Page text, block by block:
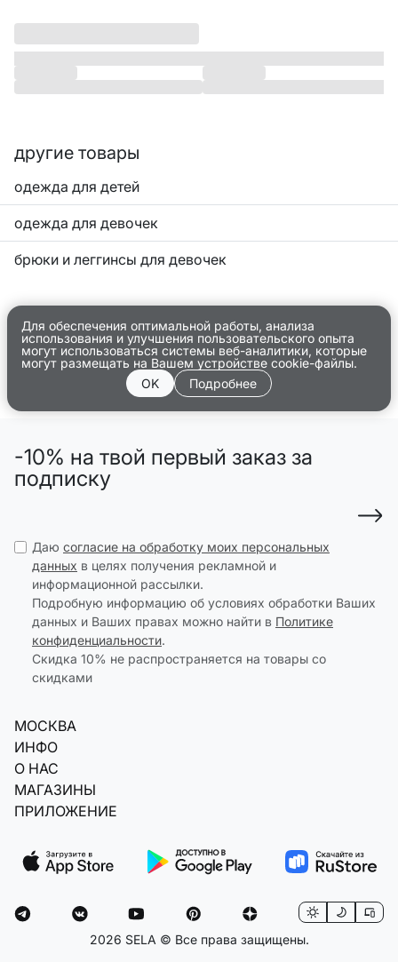
другие товары
одежда для детей
одежда для девочек
брюки и леггинсы для девочек
Для обеспечения оптимальной работы, анализа
использования и улучшения пользовательского опыта
могут использоваться системы веб-аналитики, которые
могут размещать на Вашем устройстве cookie-файлы.
OK
Подробнее
-10% на твой первый заказ за
подписку
Даю согласие на обработку моих персональных
данных в целях получения рекламной и
информационной рассылки.
Подробную информацию об условиях обработки Ваших
данных и Ваших правах можно найти в Политике
конфиденциальности.
Скидка 10% не распространяется на товары со
скидками
МОСКВА
ИНФО
О НАС
МАГАЗИНЫ
ПРИЛОЖЕНИЕ
2026 SELA © Все права защищены.